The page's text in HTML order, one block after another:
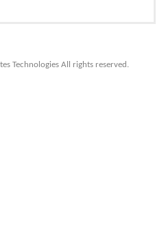
Technologies All rights reserved.